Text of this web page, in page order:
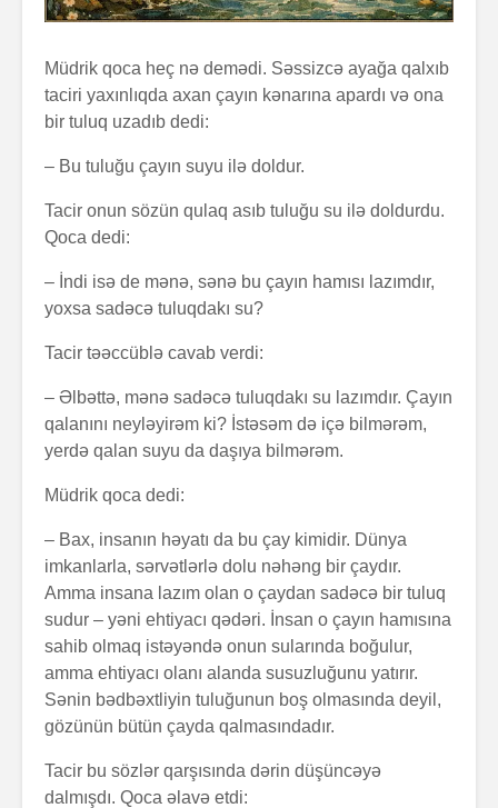
Müdrik qoca heç nə demədi. Səssizcə ayağa qalxıb
taciri yaxınlıqda axan çayın kənarına apardı və ona
bir tuluq uzadıb dedi:
– Bu tuluğu çayın suyu ilə doldur.
Tacir onun sözün qulaq asıb tuluğu su ilə doldurdu.
Qoca dedi:
– İndi isə de mənə, sənə bu çayın hamısı lazımdır,
yoxsa sadəcə tuluqdakı su?
Tacir təəccüblə cavab verdi:
– Əlbəttə, mənə sadəcə tuluqdakı su lazımdır. Çayın
qalanını neyləyirəm ki? İstəsəm də içə bilmərəm,
yerdə qalan suyu da daşıya bilmərəm.
Müdrik qoca dedi:
– Bax, insanın həyatı da bu çay kimidir. Dünya
imkanlarla, sərvətlərlə dolu nəhəng bir çaydır.
Amma insana lazım olan o çaydan sadəcə bir tuluq
sudur – yəni ehtiyacı qədəri. İnsan o çayın hamısına
sahib olmaq istəyəndə onun sularında boğulur,
amma ehtiyacı olanı alanda susuzluğunu yatırır.
Sənin bədbəxtliyin tuluğunun boş olmasında deyil,
gözünün bütün çayda qalmasındadır.
Tacir bu sözlər qarşısında dərin düşüncəyə
dalmışdı. Qoca əlavə etdi: